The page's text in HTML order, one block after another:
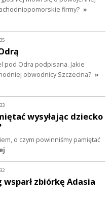
firmy? »
pod Odra podpisana. Jakie
obwodnicy Szczecina? »
wysyłając dziecko
o czym powinniśmy pamiętać
wsparł zbiórkę Adasia